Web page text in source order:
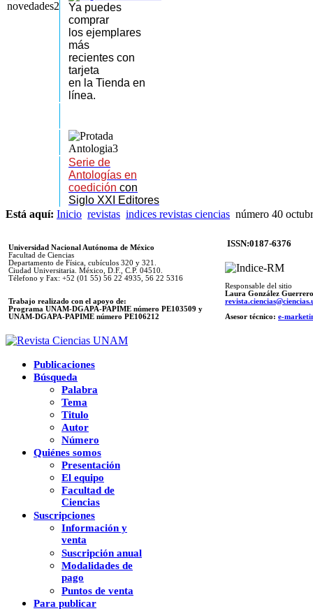
Ya puedes
comprar
los ejemplares
más
recientes con
tarjeta
en la Tienda en
línea.
Serie de
Antologías en
coedición con
Siglo XXI Editores
Está aquí: Inicio revistas indices revistas ciencias número 40
Universidad Nacional Autónoma de México
Facultad de Ciencias
Departamento de Física, cubículos 320 y 321.
Ciudad Universitaria. México, D.F., C.P. 04510.
Télefono y Fax: +52 (01 55) 56 22 4935, 56 22 5316
Trabajo realizado con el apoyo de:
Programa UNAM-DGAPA-PAPIME número PE103509 y
UNAM-DGAPA-PAPIME número PE106212
ISSN:0187-6376
Responsable del sitio
Laura González Guerrero
Asesor técnico: e-
Publicaciones
Búsqueda
Palabra
Tema
Titulo
Autor
Número
Quiénes somos
Presentación
El equipo
Facultad de
Ciencias
Suscripciones
Información y
venta
Suscripción anual
Modalidades de
pago
Puntos de venta
Para publicar